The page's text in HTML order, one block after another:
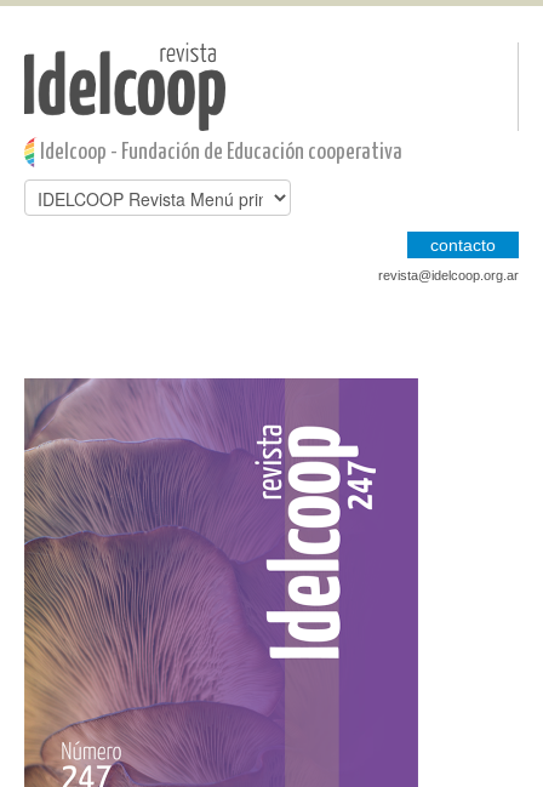
Pasar al contenido principal
Jump to main content
Idelcoop - Fundación de Educación cooperativa
contacto
revista@idelcoop.org.ar
Jump to main content